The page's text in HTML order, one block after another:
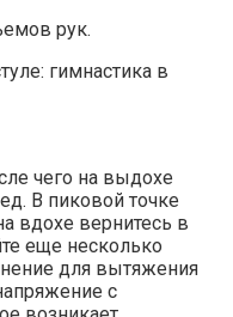
рук.
чего на выдохе
В пиковой точке
вдохе вернитесь в
еще несколько
для вытяжения
с